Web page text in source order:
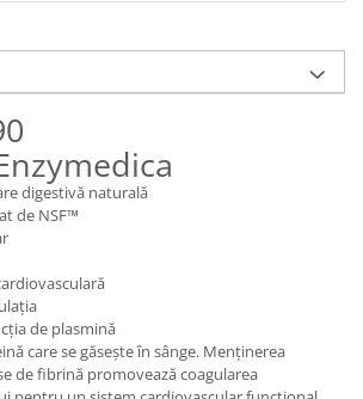
digestivă naturală
de NSF™
de plasmină
care se găsește în sânge. Menținerea
de fibrină promovează coagularea